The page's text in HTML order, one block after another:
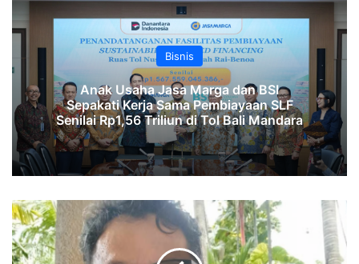
Bisnis
Anak Usaha Jasa Marga dan BSI
Sepakati Kerja Sama Pembiayaan SLF
‎Senilai Rp1,56 Triliun di Tol Bali Mandara‎‎
Ekonom
Khawatir
Kucuran
Dana